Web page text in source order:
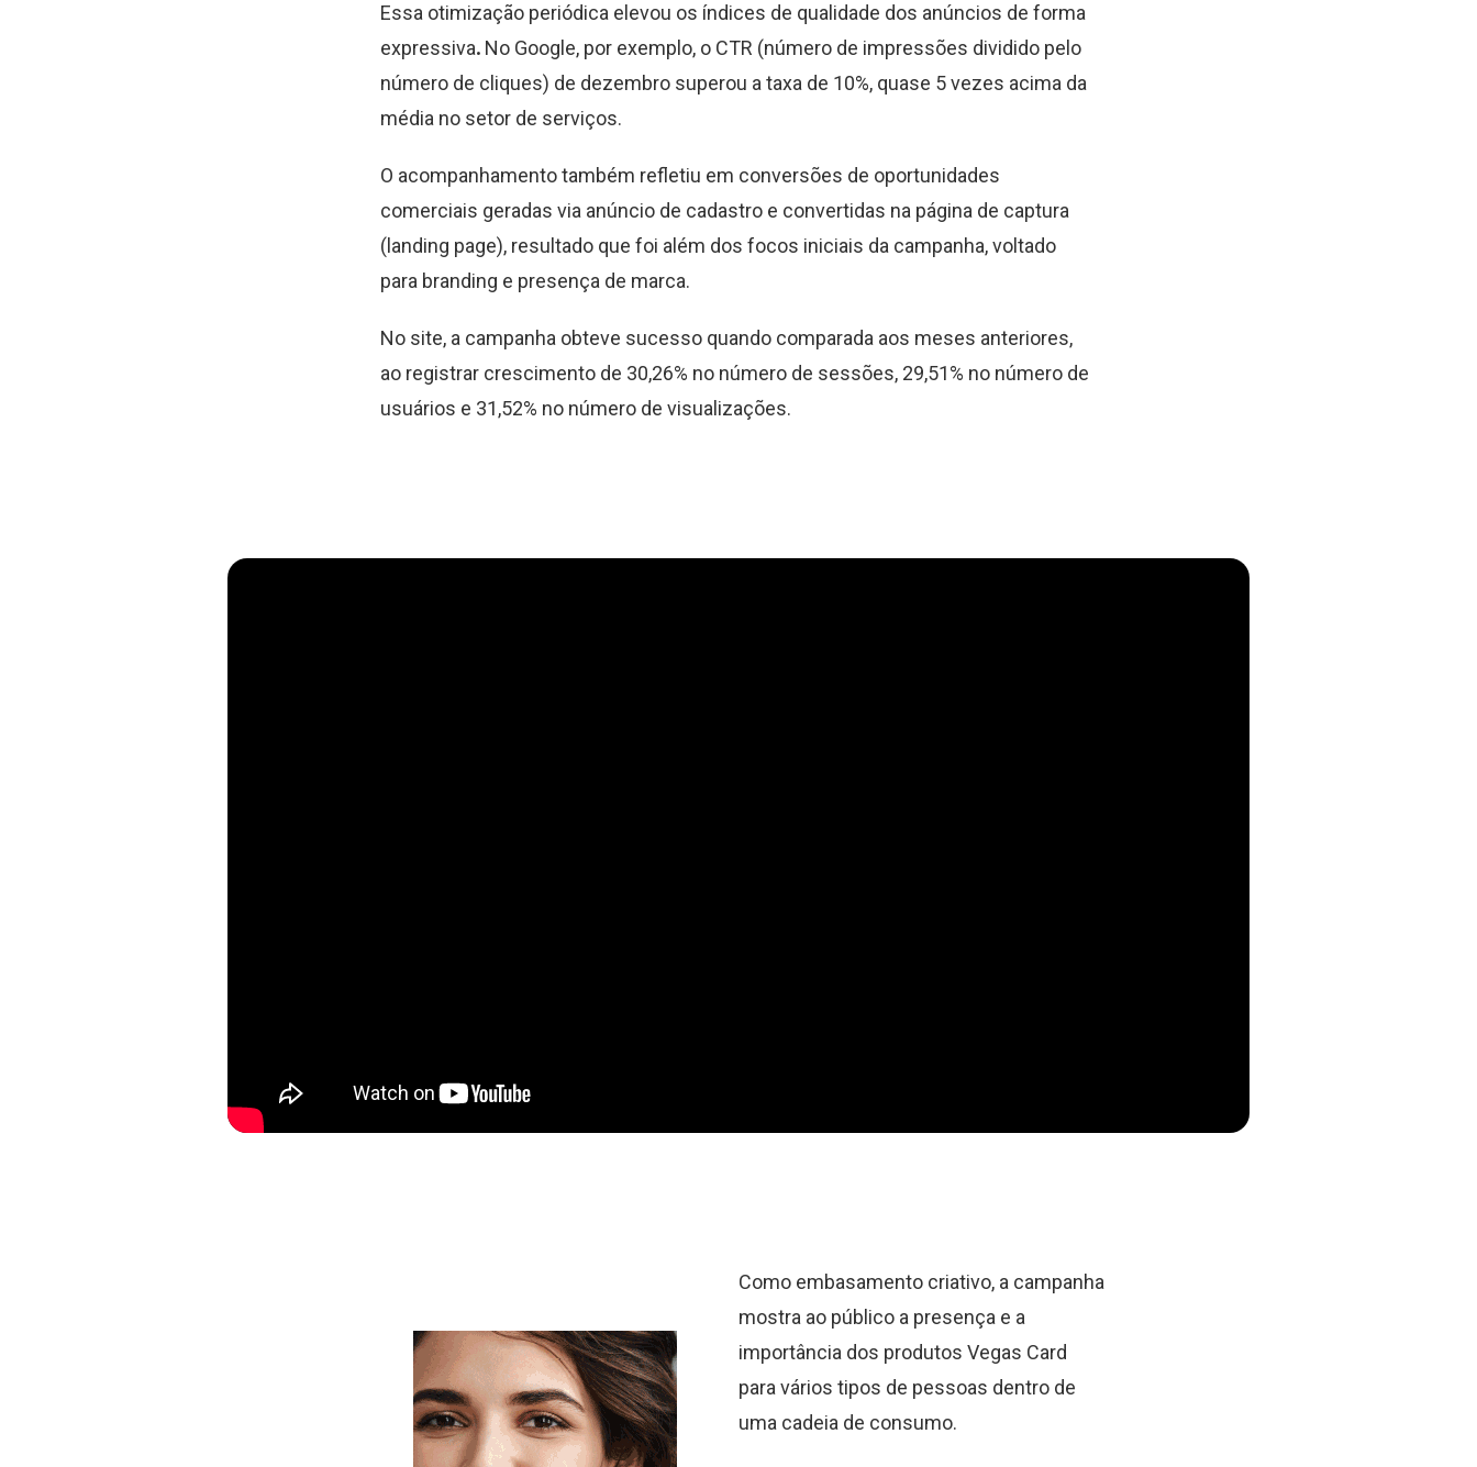
Essa otimização periódica elevou os índices de qualidade dos anúncios de forma
expressiva. No Google, por exemplo, o CTR (número de impressões dividido pelo
número de cliques) de dezembro superou a taxa de 10%, quase 5 vezes acima da
média no setor de serviços.
O acompanhamento também refletiu em conversões de oportunidades
comerciais geradas via anúncio de cadastro e convertidas na página de captura
(landing page), resultado que foi além dos focos iniciais da campanha, voltado
para branding e presença de marca.
No site, a campanha obteve sucesso quando comparada aos meses anteriores,
ao registrar crescimento de 30,26% no número de sessões, 29,51% no número de
usuários e 31,52% no número de visualizações.
Como embasamento criativo, a campanha
mostra ao público a presença e a
importância dos produtos Vegas Card
para vários tipos de pessoas dentro de
uma cadeia de consumo.